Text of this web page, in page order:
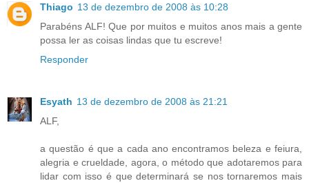
Thiago 13 de dezembro de 2008 às 10:28
Parabéns ALF! Que por muitos e muitos anos mais a gente
possa ler as coisas lindas que tu escreve!
Responder
Esyath 13 de dezembro de 2008 às 21:21
ALF,
a questão é que a cada ano encontramos beleza e feiura,
alegria e crueldade, agora, o método que adotaremos para
lidar com isso é que determinará se nos tornaremos mais